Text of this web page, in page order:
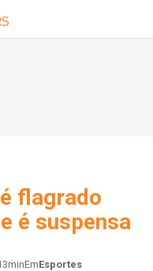
flagrado
é suspensa
EmEsportes